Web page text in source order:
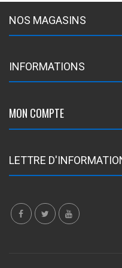
NOS MAGASINS
INFORMATIONS
MON COMPTE
LETTRE